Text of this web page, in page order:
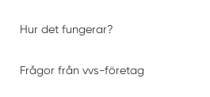
Hur det fungerar?
Frågor från vvs-företag